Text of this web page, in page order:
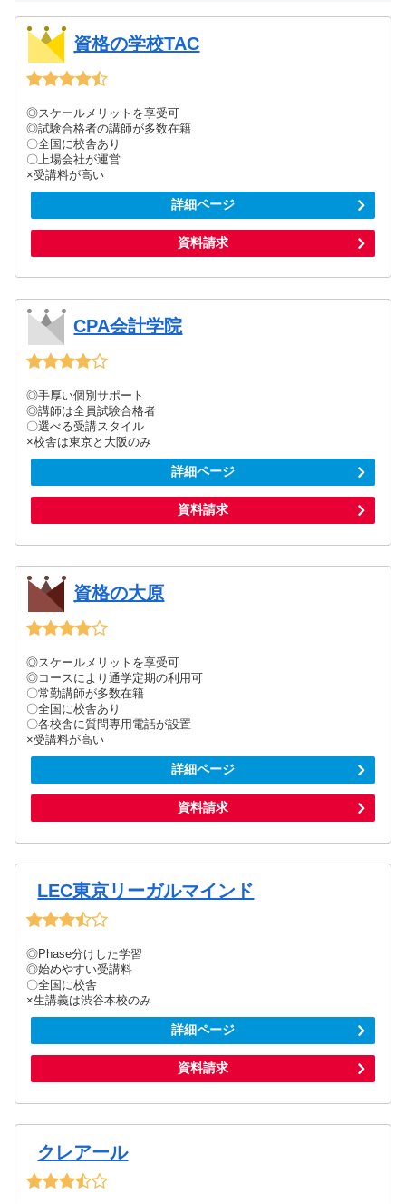
資格の学校TAC
◎スケールメリットを享受可
◎試験合格者の講師が多数在籍
〇全国に校舎あり
〇上場会社が運営
×受講料が高い
詳細ページ
資料請求
CPA会計学院
◎手厚い個別サポート
◎講師は全員試験合格者
〇選べる受講スタイル
×校舎は東京と大阪のみ
詳細ページ
資料請求
資格の大原
◎スケールメリットを享受可
◎コースにより通学定期の利用可
〇常勤講師が多数在籍
〇全国に校舎あり
〇各校舎に質問専用電話が設置
×受講料が高い
詳細ページ
資料請求
LEC東京リーガルマインド
◎Phase分けした学習
◎始めやすい受講料
〇全国に校舎
×生講義は渋谷本校のみ
詳細ページ
資料請求
クレアール